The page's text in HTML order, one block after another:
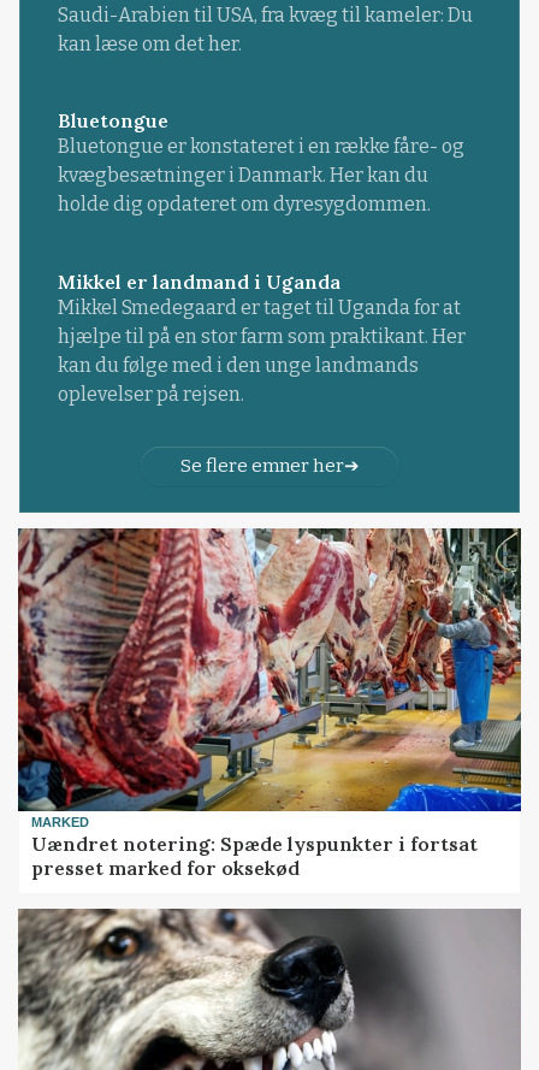
Saudi-Arabien til USA, fra kvæg til kameler: Du
kan læse om det her.
Bluetongue
Bluetongue er konstateret i en række fåre- og
kvægbesætninger i Danmark. Her kan du
holde dig opdateret om dyresygdommen.
Mikkel er landmand i Uganda
Mikkel Smedegaard er taget til Uganda for at
hjælpe til på en stor farm som praktikant. Her
kan du følge med i den unge landmands
oplevelser på rejsen.
Se flere emner her
MARKED
Uændret notering: Spæde lyspunkter i fortsat
presset marked for oksekød